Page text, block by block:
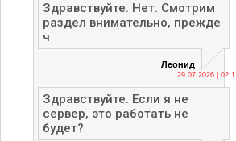
Здравствуйте. Нет. Смотрим
раздел внимательно, прежде
ч
Леонид
29.07.2026 | 02:12
Здравствуйте. Если я не
сервер, это работать не
будет?